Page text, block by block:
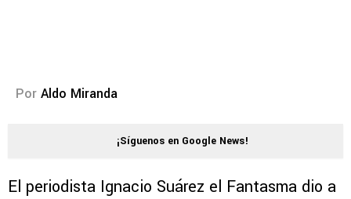
Por Aldo Miranda
¡Síguenos en Google News!
El periodista Ignacio Suárez el Fantasma dio a